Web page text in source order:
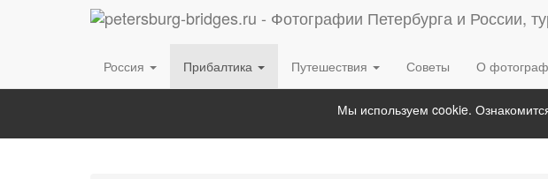
Россия Прибалтика Путешествия Советы О
Мы используем cookie.